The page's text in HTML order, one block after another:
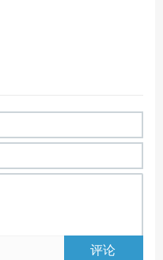
评论